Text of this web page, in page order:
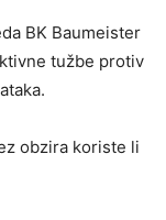
BK Baumeister
tužbe protiv
obzira koriste li